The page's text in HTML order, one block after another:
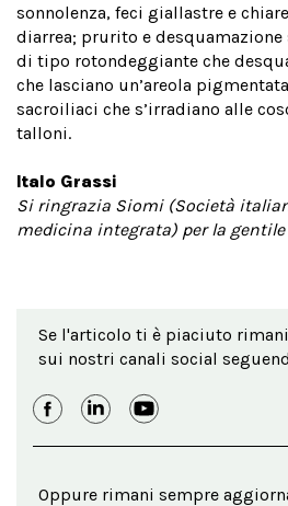
sonnolenza, feci giallastre e
diarrea; prurito e
di tipo rotondeggiante che
che lasciano un’areola
sacroiliaci che s’irradiano alle
talloni.
Italo Grassi
Si ringrazia Siomi (Società
medicina integrata) per la
Se l'articolo ti è piaciuto
sui nostri canali social
Oppure rimani sempre